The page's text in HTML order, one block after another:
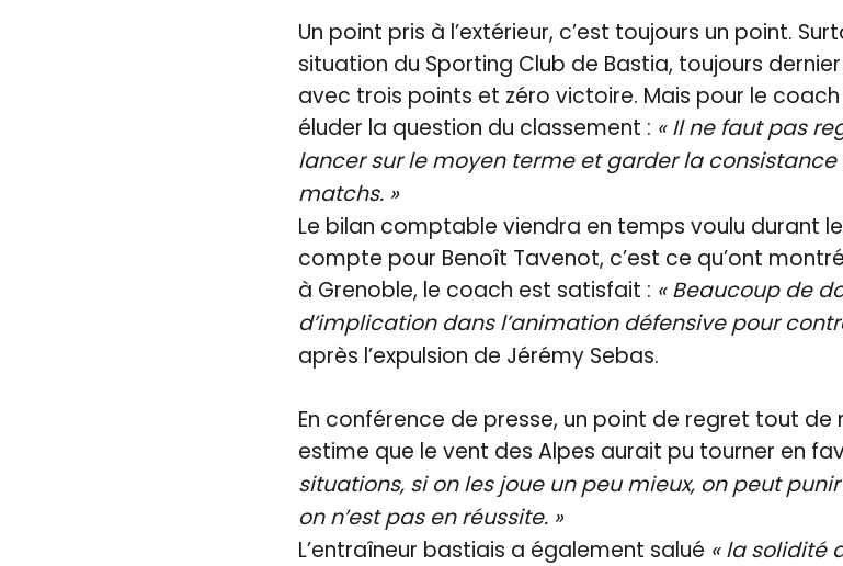
Un point pris à l’extérieur, c’est toujours un point.
situation du Sporting Club de Bastia, toujours
avec trois points et zéro victoire. Mais pour le
éluder la question du classement : « Il ne faut pas
lancer sur le moyen terme et garder la consistance
matchs. »
Le bilan comptable viendra en temps voulu durant
compte pour Benoît Tavenot, c’est ce qu’ont
à Grenoble, le coach est satisfait : « Beaucoup de
d’implication dans l’animation défensive pour
après l’expulsion de Jérémy Sebas.
En conférence de presse, un point de regret tout
estime que le vent des Alpes aurait pu tourner en
situations, si on les joue un peu mieux, on peut
on n’est pas en réussite. »
L’entraîneur bastiais a également salué « la solidité